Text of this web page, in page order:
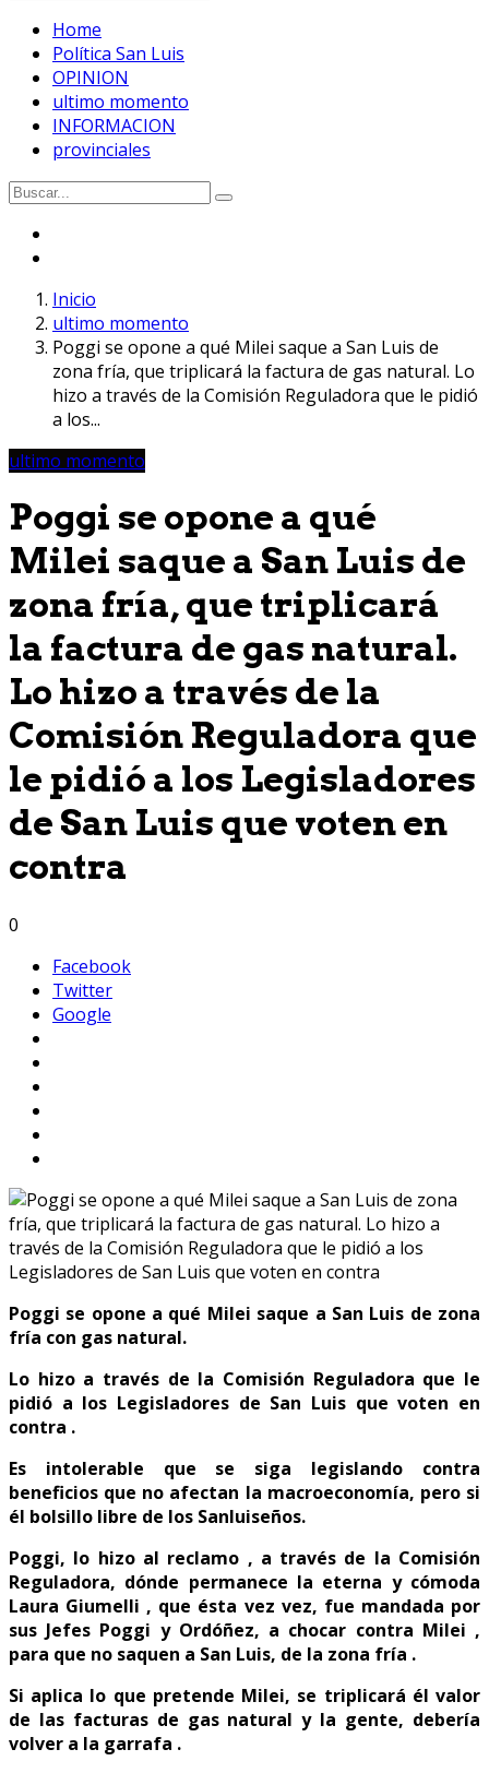
Home
Política San Luis
OPINION
ultimo momento
INFORMACION
provinciales
Inicio
ultimo momento
Poggi se opone a qué Milei saque a San Luis de
zona fría, que triplicará la factura de gas natural. Lo
hizo a través de la Comisión Reguladora que le pidió
a los...
ultimo momento
Poggi se opone a qué
Milei saque a San Luis de
zona fría, que triplicará
la factura de gas natural.
Lo hizo a través de la
Comisión Reguladora que
le pidió a los Legisladores
de San Luis que voten en
contra
0
Facebook
Twitter
Google
Poggi se opone a qué Milei saque a San Luis de zona
fría con gas natural.
Lo hizo a través de la Comisión Reguladora que le
pidió a los Legisladores de San Luis que voten en
contra .
Es intolerable que se siga legislando contra
beneficios que no afectan la macroeconomía, pero si
él bolsillo libre de los Sanluiseños.
Poggi, lo hizo al reclamo , a través de la Comisión
Reguladora, dónde permanece la eterna y cómoda
Laura Giumelli , que ésta vez vez, fue mandada por
sus Jefes Poggi y Ordóñez, a chocar contra Milei ,
para que no saquen a San Luis, de la zona fría .
Si aplica lo que pretende Milei, se triplicará él valor
de las facturas de gas natural y la gente, debería
volver a la garrafa .